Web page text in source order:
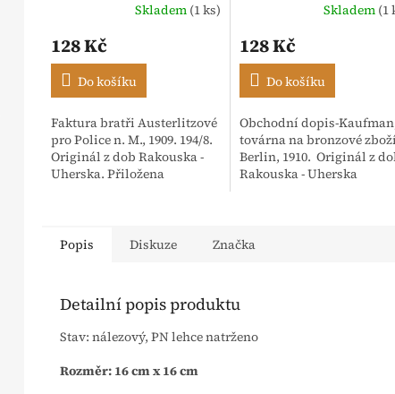
Skladem (1 ks)
128 Kč
Do košíku
Faktura bratři Austerlitzové
pro Police n. M., 1909. 194/8.
Originál z dob Rakouska -
Uherska. Přiložena
Skladem (1
128 Kč
Do košíku
Obchodní dopis-
továrna na bronzové
Berlin, 1910. Originál z
Rakouska - Uherska
Popis Diskuze Značka
Detailní popis produktu
Stav: nálezový, PN lehce natrženo
Rozměr: 16 cm x 16 cm